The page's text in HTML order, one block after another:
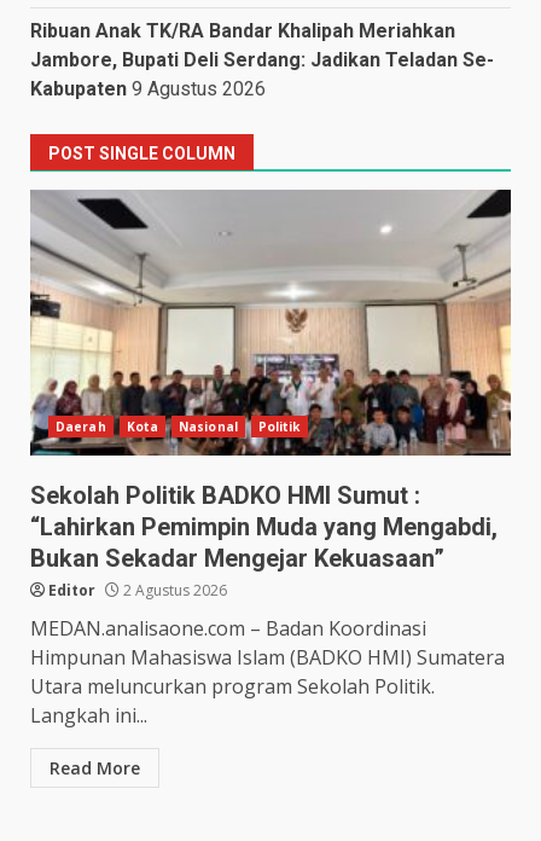
Ribuan Anak TK/RA Bandar Khalipah Meriahkan
Jambore, Bupati Deli Serdang: Jadikan Teladan Se-
Kabupaten 9 Agustus 2026
POST SINGLE COLUMN
Daerah Kota Nasional Politik
Sekolah Politik BADKO HMI Sumut :
“Lahirkan Pemimpin Muda yang Mengabdi,
Bukan Sekadar Mengejar Kekuasaan”
Editor 2 Agustus 2026
MEDAN.analisaone.com – Badan Koordinasi
Himpunan Mahasiswa Islam (BADKO HMI) Sumatera
Utara meluncurkan program Sekolah Politik.
Langkah ini...
Read More